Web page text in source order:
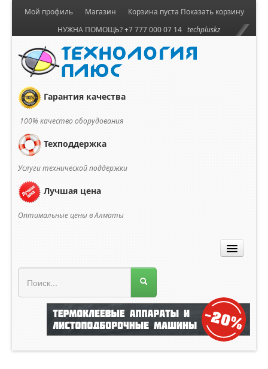
Корзина пуста Показать корзину
Мой профиль
Магазин
НУЖНА ПОМОЩЬ? +7 777 000 07 14 techpluskz
Гарантия качества
100% качество оборудования
Техподдержка
Услуги технической поддержки
Лучшая цена
Оптимальные цены в Алматы